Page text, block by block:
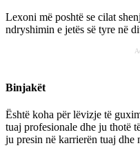
Lexoni më poshtë se cilat
ndryshimin e jetës së tyre në
Binjakët
Është koha për lëvizje të
tuaj profesionale dhe ju thotë
ju presin në karrierën tuaj dhe